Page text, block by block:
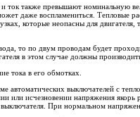
также превышают номинальную
даже воспламениться. Тепловые
которые неопасны для
то по двум проводам будет
в этом случае должны
тока в его обмотках.
автоматических выключателей с
исчезновении напряжения якорь
При нормальном